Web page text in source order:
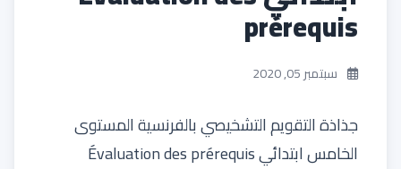
prérequis
سبتمبر 05, 2020
جذاذة التقويم التشخيصي بالفرنسية المستوى
الخامس ابتدائي Évaluation des prérequis